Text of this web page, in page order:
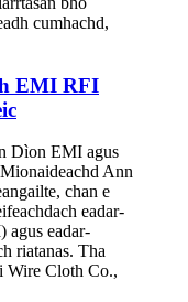
cumhachd,
EMI RFI
Dìon EMI agus
Ann
chan e
eadar-
agus eadar-
riatanas. Tha
Wire Cloth Co.,